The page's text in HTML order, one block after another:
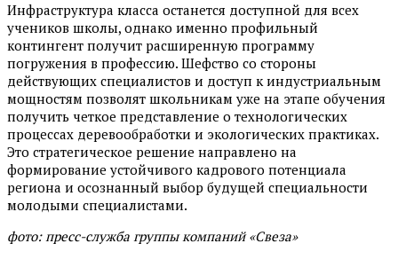
Инфраструктура класса останется доступной для всех
учеников школы, однако именно профильный
контингент получит расширенную программу
погружения в профессию. Шефство со стороны
действующих специалистов и доступ к индустриальным
мощностям позволят школьникам уже на этапе обучения
получить четкое представление о технологических
процессах деревообработки и экологических практиках.
Это стратегическое решение направлено на
формирование устойчивого кадрового потенциала
региона и осознанный выбор будущей специальности
молодыми специалистами.
фото: пресс-служба группы компаний «Свеза»